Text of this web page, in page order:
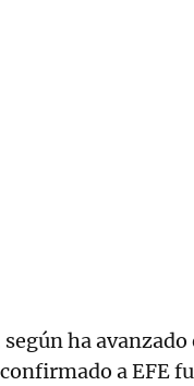
ha
a EFE